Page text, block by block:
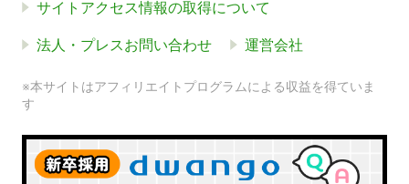
サイトアクセス情報の取得について
法人・プレスお問い合わせ 運営会社
※本サイトはアフィリエイトプログラムによる収益を得ていま
す